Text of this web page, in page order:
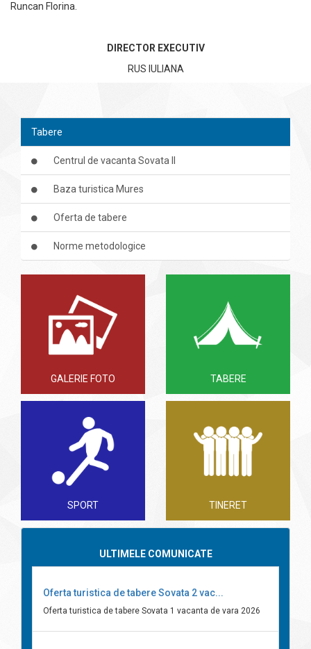
Runcan Florina.
DIRECTOR EXECUTIV
RUS IULIANA
Tabere
Centrul de vacanta Sovata II
Baza turistica Mures
Oferta de tabere
Norme metodologice
GALERIE FOTO TABERE
SPORT TINERET
ULTIMELE COMUNICATE
Oferta turistica de tabere Sovata 2 vac...
Oferta turistica de tabere Sovata 1 vacanta de vara 2026